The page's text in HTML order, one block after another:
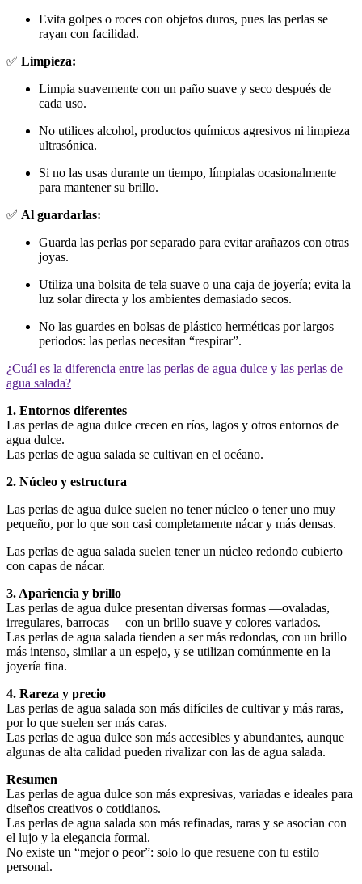
Evita golpes o roces con objetos duros, pues las perlas se
rayan con facilidad.
✅ Limpieza:
Limpia suavemente con un paño suave y seco después de
cada uso.
No utilices alcohol, productos químicos agresivos ni limpieza
ultrasónica.
Si no las usas durante un tiempo, límpialas ocasionalmente
para mantener su brillo.
✅ Al guardarlas:
Guarda las perlas por separado para evitar arañazos con otras
joyas.
Utiliza una bolsita de tela suave o una caja de joyería; evita la
luz solar directa y los ambientes demasiado secos.
No las guardes en bolsas de plástico herméticas por largos
periodos: las perlas necesitan “respirar”.
¿Cuál es la diferencia entre las perlas de agua dulce y las perlas de
agua salada?
1. Entornos diferentes
Las perlas de agua dulce crecen en ríos, lagos y otros entornos de
agua dulce.
Las perlas de agua salada se cultivan en el océano.
2. Núcleo y estructura
Las perlas de agua dulce suelen no tener núcleo o tener uno muy
pequeño, por lo que son casi completamente nácar y más densas.
Las perlas de agua salada suelen tener un núcleo redondo cubierto
con capas de nácar.
3. Apariencia y brillo
Las perlas de agua dulce presentan diversas formas —ovaladas,
irregulares, barrocas— con un brillo suave y colores variados.
Las perlas de agua salada tienden a ser más redondas, con un brillo
más intenso, similar a un espejo, y se utilizan comúnmente en la
joyería fina.
4. Rareza y precio
Las perlas de agua salada son más difíciles de cultivar y más raras,
por lo que suelen ser más caras.
Las perlas de agua dulce son más accesibles y abundantes, aunque
algunas de alta calidad pueden rivalizar con las de agua salada.
Resumen
Las perlas de agua dulce son más expresivas, variadas e ideales para
diseños creativos o cotidianos.
Las perlas de agua salada son más refinadas, raras y se asocian con
el lujo y la elegancia formal.
No existe un “mejor o peor”: solo lo que resuene con tu estilo
personal.